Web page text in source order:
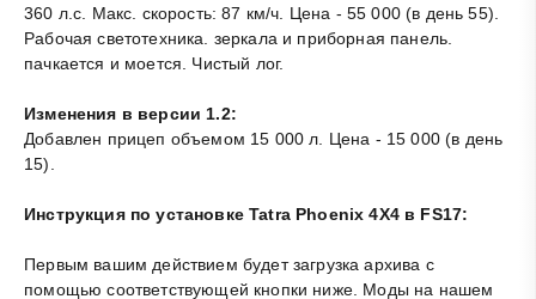
360 л.с. Макс. скорость: 87 км/ч. Цена - 55 000 (в день 55).
Рабочая светотехника. зеркала и приборная панель.
пачкается и моется. Чистый лог.
Изменения в версии 1.2:
Добавлен прицеп объемом 15 000 л. Цена - 15 000 (в день
15).
Инструкция по установке Tatra Phoenix 4X4 в FS17:
Первым вашим действием будет загрузка архива с
помощью соответствующей кнопки ниже. Моды на нашем